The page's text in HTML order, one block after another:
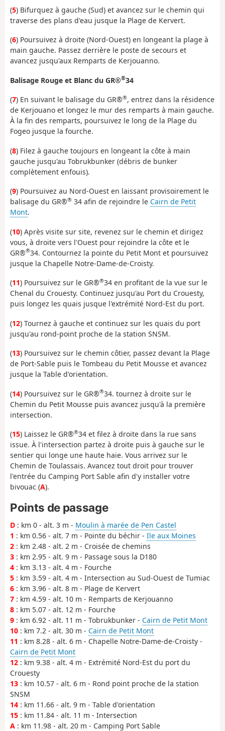
(5) Bifurquez à gauche (Sud) et avancez sur le chemin qui
traverse des plans d'eau jusque la Plage de Kervert.
(6) Poursuivez à droite (Nord-Ouest) en longeant la plage à
main gauche. Passez derrière le poste de secours et
avancez jusqu'aux Remparts de Kerjouanno.
Balisage Rouge et Blanc du GR®®34
(7) En suivant le balisage du GR®®, entrez dans la résidence
de Kerjouano et longez le mur des remparts à main gauche.
À la fin des remparts, poursuivez le long de la Plage du
Fogeo jusque la fourche.
(8) Filez à gauche toujours en longeant la côte à main
gauche jusqu'au Tobrukbunker (débris de bunker
complètement enfouis).
(9) Poursuivez au Nord-Ouest en laissant provisoirement le
balisage du GR®® 34 afin de rejoindre le Cairn de Petit
Mont.
(10) Après visite sur site, revenez sur le chemin et dirigez
vous, à droite vers l'Ouest pour rejoindre la côte et le
GR®®34. Contournez la pointe du Petit Mont et poursuivez
jusque la Chapelle Notre-Dame-de-Croisty.
(11) Poursuivez sur le GR®®34 en profitant de la vue sur le
Chenal du Crouesty. Continuez jusqu'au Port du Crouesty,
puis longez les quais jusque l'extrémité Nord-Est du port.
(12) Tournez à gauche et continuez sur les quais du port
jusqu'au rond-point proche de la station SNSM.
(13) Poursuivez sur le chemin côtier, passez devant la Plage
de Port-Sable puis le Tombeau du Petit Mousse et avancez
jusque la Table d'orientation.
(14) Poursuivez sur le GR®®34. tournez à droite sur le
Chemin du Petit Mousse puis avancez jusqu'à la première
intersection.
(15) Laissez le GR®®34 et filez à droite dans la rue sans
issue. À l'intersection partez à droite puis à gauche sur le
sentier qui longe une haute haie. Vous arrivez sur le
Chemin de Toulassais. Avancez tout droit pour trouver
l'entrée du Camping Port Sable afin d'y installer votre
bivouac (A).
Points de passage
D : km 0 - alt. 3 m - Moulin à marée de Pen Castel
1 : km 0.56 - alt. 7 m - Pointe du béchir - Ile aux Moines
2 : km 2.48 - alt. 2 m - Croisée de chemins
3 : km 2.95 - alt. 9 m - Passage sous la D180
4 : km 3.13 - alt. 4 m - Fourche
5 : km 3.59 - alt. 4 m - Intersection au Sud-Ouest de Tumiac
6 : km 3.96 - alt. 8 m - Plage de Kervert
7 : km 4.59 - alt. 10 m - Remparts de Kerjouanno
8 : km 5.07 - alt. 12 m - Fourche
9 : km 6.92 - alt. 11 m - Tobrukbunker - Cairn de Petit Mont
10 : km 7.2 - alt. 30 m - Cairn de Petit Mont
11 : km 8.28 - alt. 6 m - Chapelle Notre-Dame-de-Croisty -
Cairn de Petit Mont
12 : km 9.38 - alt. 4 m - Extrémité Nord-Est du port du
Crouesty
13 : km 10.57 - alt. 6 m - Rond point proche de la station
SNSM
14 : km 11.66 - alt. 9 m - Table d'orientation
15 : km 11.84 - alt. 11 m - Intersection
A : km 11.98 - alt. 20 m - Camping Port Sable